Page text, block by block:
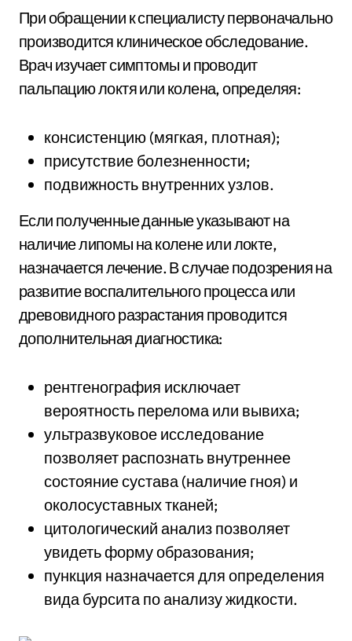
При обращении к специалисту первоначально
производится клиническое обследование.
Врач изучает симптомы и проводит
пальпацию локтя или колена, определяя:
консистенцию (мягкая, плотная);
присутствие болезненности;
подвижность внутренних узлов.
Если полученные данные указывают на
наличие липомы на колене или локте,
назначается лечение. В случае подозрения на
развитие воспалительного процесса или
древовидного разрастания проводится
дополнительная диагностика:
рентгенография исключает
вероятность перелома или вывиха;
ультразвуковое исследование
позволяет распознать внутреннее
состояние сустава (наличие гноя) и
околосуставных тканей;
цитологический анализ позволяет
увидеть форму образования;
пункция назначается для определения
вида бурсита по анализу жидкости.